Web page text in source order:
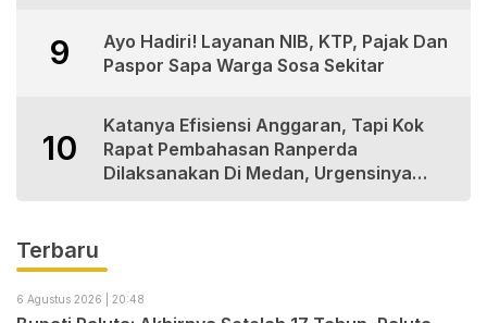
9
Ayo Hadiri! Layanan NIB, KTP, Pajak Dan
Paspor Sapa Warga Sosa Sekitar
10
Katanya Efisiensi Anggaran, Tapi Kok
Rapat Pembahasan Ranperda
Dilaksanakan Di Medan, Urgensinya
Terbaru
6 Agustus 2026 | 20:48